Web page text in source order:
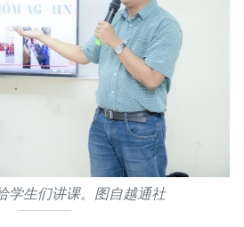
学生们讲课。图自越通社